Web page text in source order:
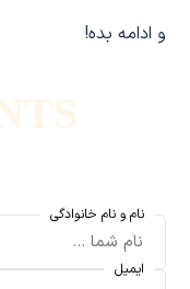
و ادامه بده!
نام و نام خانوادگی
ایمیل